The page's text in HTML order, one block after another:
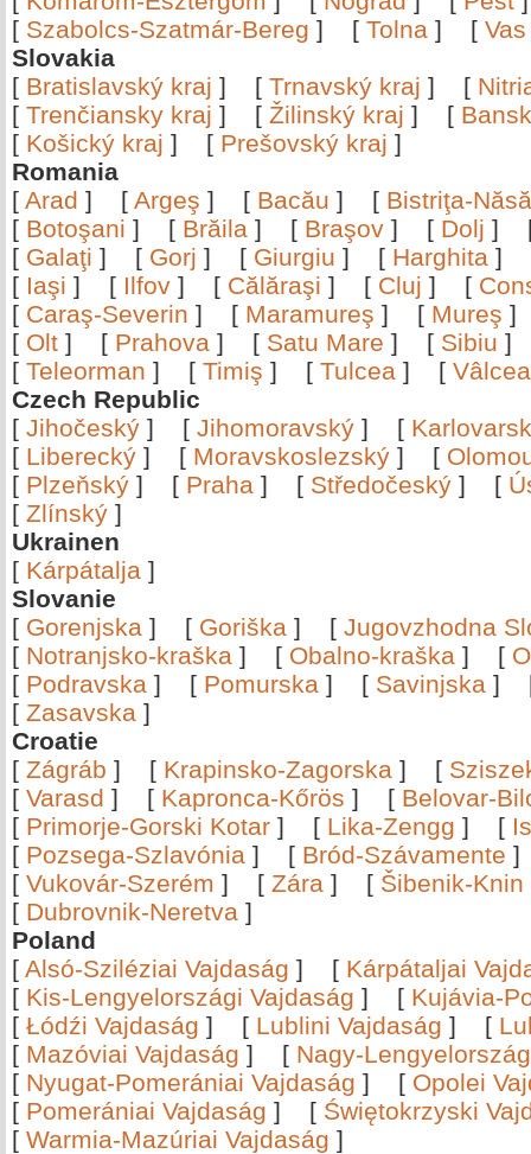
[ Szabolcs-Szatmár-Bereg ] [ Tolna ] [ Vas
Slovakia
[ Bratislavský kraj ] [ Trnavský kraj ] [
[ Trenčiansky kraj ] [ Žilinský kraj ] [
[ Košický kraj ] [ Prešovský kraj ]
Romania
[ Arad ] [ Argeş ] [ Bacău ] [ Bistriţa-
[ Botoşani ] [ Brăila ] [ Braşov ] [ Dolj ]
[ Galaţi ] [ Gorj ] [ Giurgiu ] [ Harghita ]
[ Iaşi ] [ Ilfov ] [ Călăraşi ] [ Cluj ] [
[ Caraş-Severin ] [ Maramureş ] [ Mureş
[ Olt ] [ Prahova ] [ Satu Mare ] [ Sibiu
[ Teleorman ] [ Timiş ] [ Tulcea ] [
Czech Republic
[ Jihočeský ] [ Jihomoravský ] [
[ Liberecký ] [ Moravskoslezský ] [
[ Plzeňský ] [ Praha ] [ Středočeský ] [
[ Zlínský ]
Ukrainen
[ Kárpátalja ]
Slovanie
[ Gorenjska ] [ Goriška ] [ Jugovzhodna
[ Notranjsko-kraška ] [ Obalno-kraška ] [
[ Podravska ] [ Pomurska ] [ Savinjska ]
[ Zasavska ]
Croatie
[ Zágráb ] [ Krapinsko-Zagorska ] [
[ Varasd ] [ Kapronca-Kőrös ] [ Belovar-
[ Primorje-Gorski Kotar ] [ Lika-Zengg ] [
[ Pozsega-Szlavónia ] [ Bród-Szávamente
[ Vukovár-Szerém ] [ Zára ] [ Šibenik-Knin
[ Dubrovnik-Neretva ]
Poland
[ Alsó-Sziléziai Vajdaság ] [ Kárpátaljai
[ Kis-Lengyelországi Vajdaság ] [ Kujávia-
[ Łódźi Vajdaság ] [ Lublini Vajdaság ] [
[ Mazóviai Vajdaság ] [ Nagy-
[ Nyugat-Pomerániai Vajdaság ] [ Opolei
[ Pomerániai Vajdaság ] [ Świętokrzyski
[ Warmia-Mazúriai Vajdaság ]